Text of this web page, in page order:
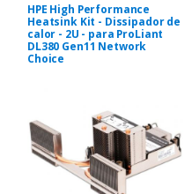
HPE High Performance
Heatsink Kit - Dissipador de
calor - 2U - para ProLiant
DL380 Gen11 Network
Choice